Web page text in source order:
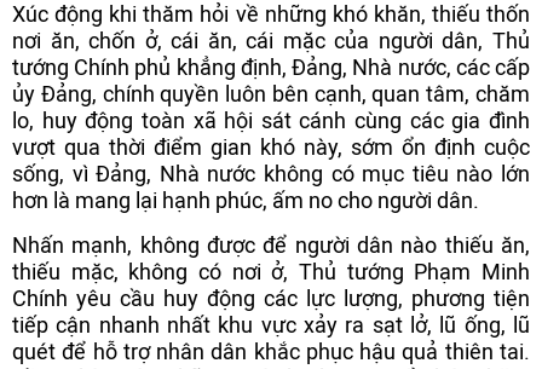
Xúc động khi thăm hỏi về những khó khăn, thiếu thốn
nơi ăn, chốn ở, cái ăn, cái mặc của người dân, Thủ
tướng Chính phủ khẳng định, Đảng, Nhà nước, các cấp
ủy Đảng, chính quyền luôn bên cạnh, quan tâm, chăm
lo, huy động toàn xã hội sát cánh cùng các gia đình
vượt qua thời điểm gian khó này, sớm ổn định cuộc
sống, vì Đảng, Nhà nước không có mục tiêu nào lớn
hơn là mang lại hạnh phúc, ấm no cho người dân.
Nhấn mạnh, không được để người dân nào thiếu ăn,
thiếu mặc, không có nơi ở, Thủ tướng Phạm Minh
Chính yêu cầu huy động các lực lượng, phương tiện
tiếp cận nhanh nhất khu vực xảy ra sạt lở, lũ ống, lũ
quét để hỗ trợ nhân dân khắc phục hậu quả thiên tai.